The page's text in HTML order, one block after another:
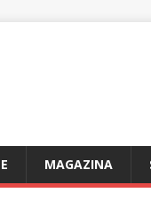
MAGAZINA